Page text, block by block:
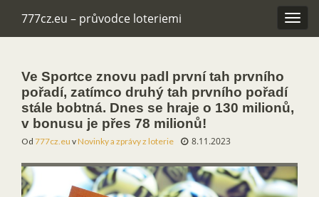
777cz.eu – průvodce loteriemi
Ve Sportce znovu padl první tah prvního
pořadí, zatímco druhý tah prvního pořadí
stále bobtná. Dnes se hraje o 130 milionů,
v bonusu je přes 78 milionů!
Od 777cz.eu vNovinky a zprávy z loterie 8.11.2023